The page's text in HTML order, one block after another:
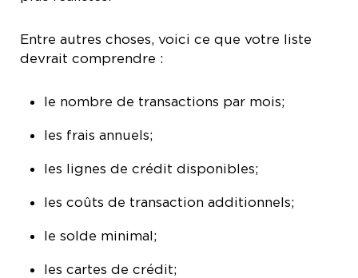
Entre autres choses, voici ce que votre liste
devrait comprendre :
le nombre de transactions par mois;
les frais annuels;
les lignes de crédit disponibles;
les coûts de transaction additionnels;
le solde minimal;
les cartes de crédit;